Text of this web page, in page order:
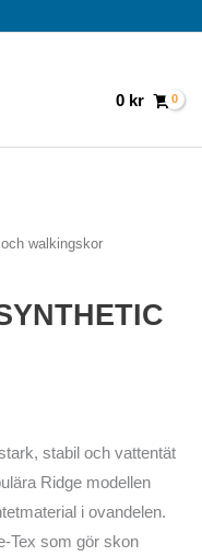
0 kr
walkingskor
stabil och vattentät
Ridge modellen
i ovandelen.
Tex som gör skon